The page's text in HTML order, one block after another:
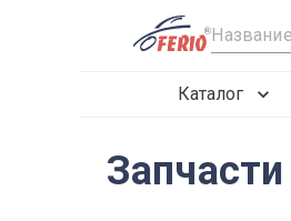
R
Каталог